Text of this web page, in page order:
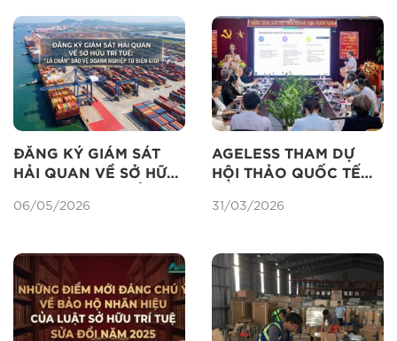
ĐĂNG KÝ GIÁM SÁT
HẢI QUAN VỀ SỞ HỮU
BẢO VỆ DOANH
06/05/2026
AGELESS THAM DỰ
HỘI THẢO QUỐC TẾ
TRÍ TUỆ
31/03/2026